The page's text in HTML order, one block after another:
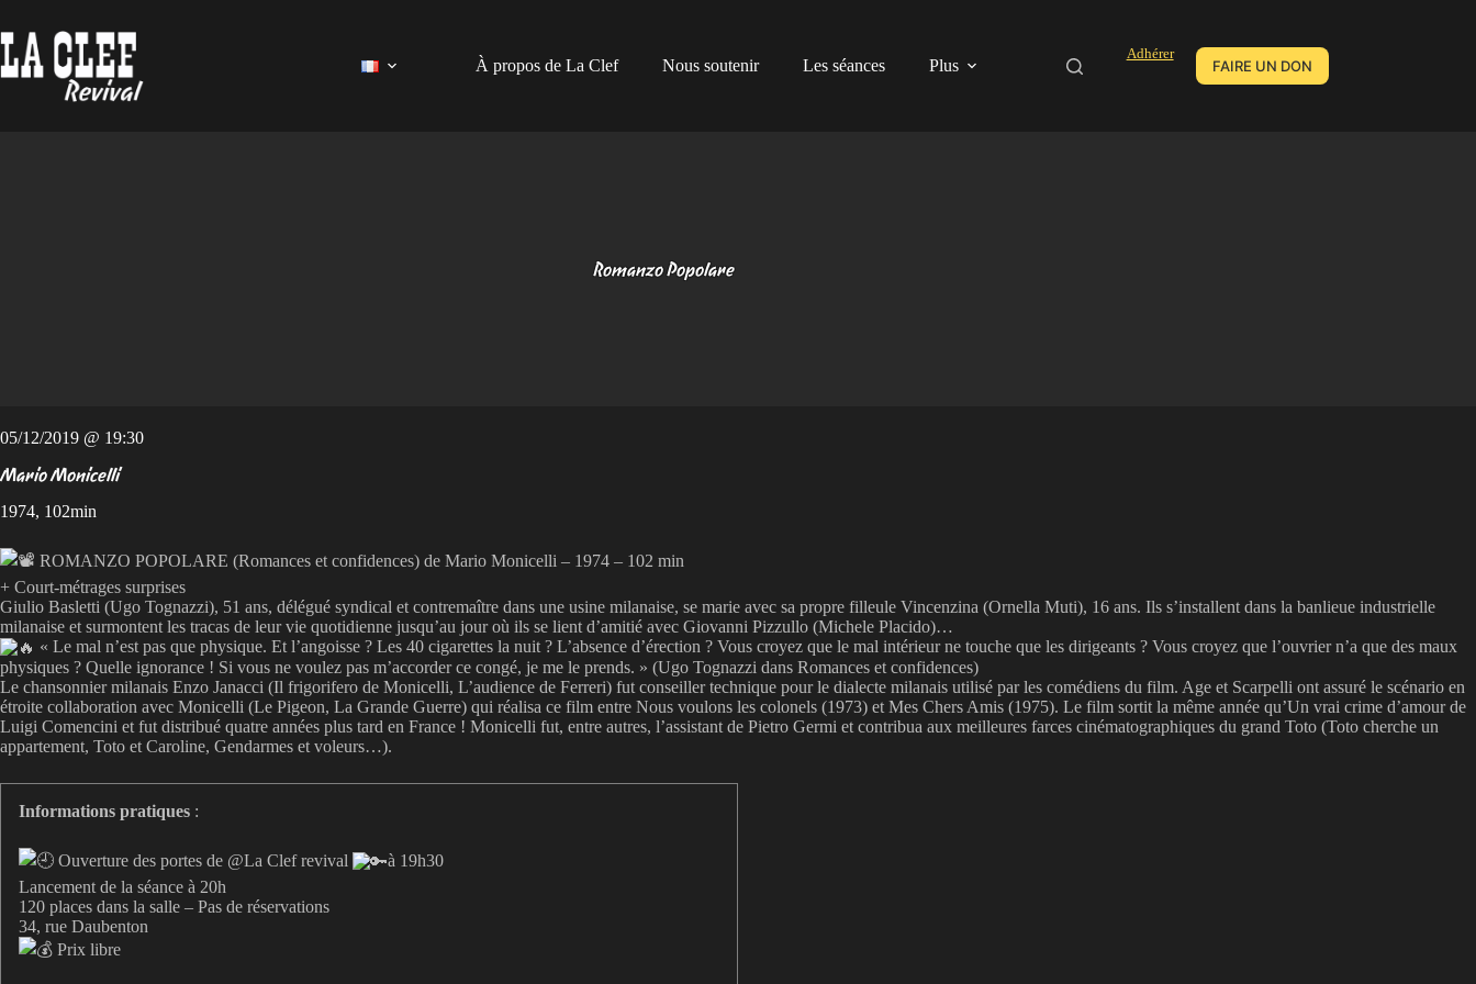
au
contenu
À propos de La Clef
Nous soutenir Les séances Plus
Adhérer
FAIRE UN DON
Romanzo Popolare
05/12/2019 @ 19:30
Mario Monicelli
1974, 102min
ROMANZO POPOLARE (Romances et confidences) de Mario Monicelli – 1974 – 102 min
+ Court-métrages surprises
Giulio Basletti (Ugo Tognazzi), 51 ans, délégué syndical et contremaître dans une usine milanaise, se marie avec sa propre filleule Vincenzina (Ornella Muti), 16 ans. Ils s’installent dans la banlieue industrielle
milanaise et surmontent les tracas de leur vie quotidienne jusqu’au jour où ils se lient d’amitié avec Giovanni Pizzullo (Michele Placido)…
« Le mal n’est pas que physique. Et l’angoisse ? Les 40 cigarettes la nuit ? L’absence d’érection ? Vous croyez que le mal intérieur ne touche que les dirigeants ? Vous croyez que l’ouvrier n’a que des maux
physiques ? Quelle ignorance ! Si vous ne voulez pas m’accorder ce congé, je me le prends. » (Ugo Tognazzi dans Romances et confidences)
Le chansonnier milanais Enzo Janacci (Il frigorifero de Monicelli, L’audience de Ferreri) fut conseiller technique pour le dialecte milanais utilisé par les comédiens du film. Age et Scarpelli ont assuré le scénario en
étroite collaboration avec Monicelli (Le Pigeon, La Grande Guerre) qui réalisa ce film entre Nous voulons les colonels (1973) et Mes Chers Amis (1975). Le film sortit la même année qu’Un vrai crime d’amour de
Luigi Comencini et fut distribué quatre années plus tard en France ! Monicelli fut, entre autres, l’assistant de Pietro Germi et contribua aux meilleures farces cinématographiques du grand Toto (Toto cherche un
appartement, Toto et Caroline, Gendarmes et voleurs…).
Informations pratiques :
Ouverture des portes de @La Clef revival
à 19h30
Lancement de la séance à 20h
120 places dans la salle – Pas de réservations
34, rue Daubenton
Prix libre